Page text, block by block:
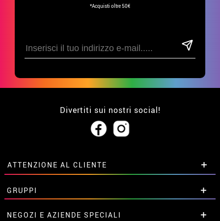
*Acquisti oltre 50€
Divertiti sui nostri social!
ATTENZIONE AL CLIENTE
• Su di noi
• Condizioni di vendita
• Avviso legale privacy
GRUPPI
Sconti speciali per gruppi.
NEGOZI E AZIENDE SPECIALI